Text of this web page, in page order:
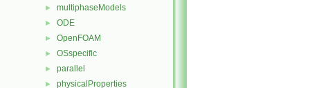
► multiphaseModels
► ODE
► OpenFOAM
► OSspecific
► parallel
► physicalProperties